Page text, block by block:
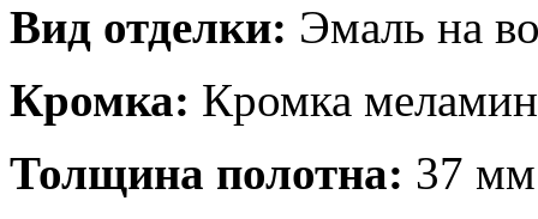
Вид отделки: Эмаль на
Кромка: Кромка
Толщина полотна: 37 мм